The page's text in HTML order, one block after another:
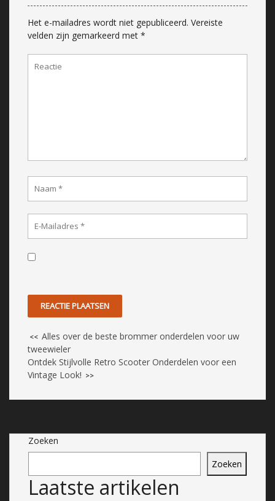
Het e-mailadres wordt niet gepubliceerd. Vereiste
velden zijn gemarkeerd met *
<< Alles over de beste brommer onderdelen voor uw
tweewieler
Ontdek Stijlvolle Retro Scooter Onderdelen voor een
Vintage Look! >>
Zoeken
Zoeken
Laatste artikelen